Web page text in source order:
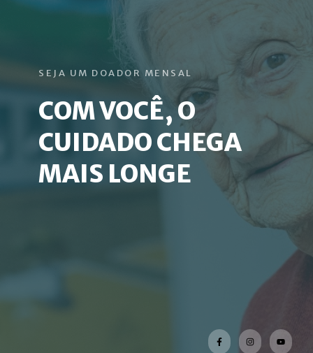
SEJA UM DOADOR MENSAL
COM VOCÊ, O
CUIDADO CHEGA
MAIS LONGE